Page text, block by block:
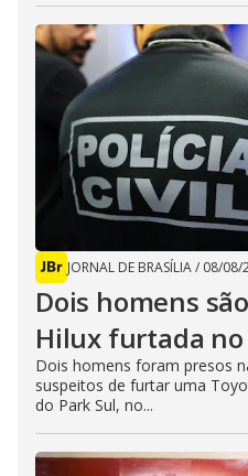
JORNAL DE BRASÍLIA/ 08/08/
Dois homens
Hilux furtada
Dois homens foram presos
suspeitos de furtar uma
do Park Sul, no...